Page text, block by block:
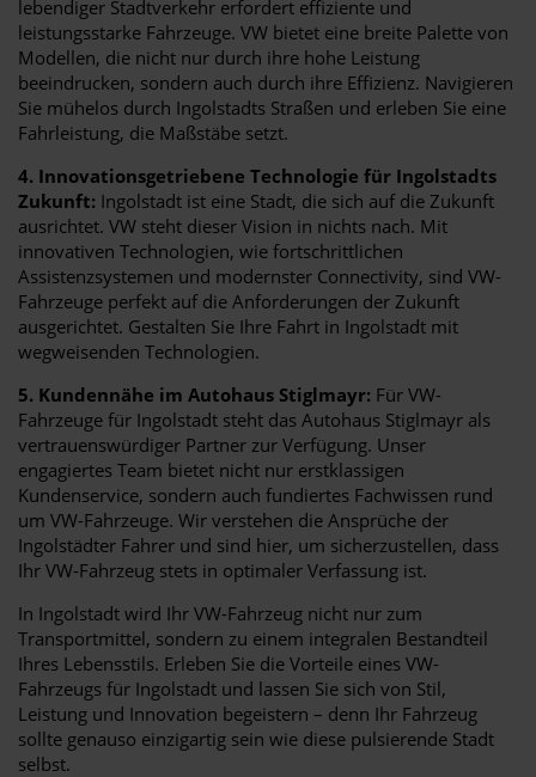
lebendiger Stadtverkehr erfordert effiziente und
leistungsstarke Fahrzeuge. VW bietet eine breite Palette von
Modellen, die nicht nur durch ihre hohe Leistung
beeindrucken, sondern auch durch ihre Effizienz. Navigieren
Sie mühelos durch Ingolstadts Straßen und erleben Sie eine
Fahrleistung, die Maßstäbe setzt.
4. Innovationsgetriebene Technologie für Ingolstadts
Zukunft: Ingolstadt ist eine Stadt, die sich auf die Zukunft
ausrichtet. VW steht dieser Vision in nichts nach. Mit
innovativen Technologien, wie fortschrittlichen
Assistenzsystemen und modernster Connectivity, sind VW-
Fahrzeuge perfekt auf die Anforderungen der Zukunft
ausgerichtet. Gestalten Sie Ihre Fahrt in Ingolstadt mit
wegweisenden Technologien.
5. Kundennähe im Autohaus Stiglmayr: Für VW-
Fahrzeuge für Ingolstadt steht das Autohaus Stiglmayr als
vertrauenswürdiger Partner zur Verfügung. Unser
engagiertes Team bietet nicht nur erstklassigen
Kundenservice, sondern auch fundiertes Fachwissen rund
um VW-Fahrzeuge. Wir verstehen die Ansprüche der
Ingolstädter Fahrer und sind hier, um sicherzustellen, dass
Ihr VW-Fahrzeug stets in optimaler Verfassung ist.
In Ingolstadt wird Ihr VW-Fahrzeug nicht nur zum
Transportmittel, sondern zu einem integralen Bestandteil
Ihres Lebensstils. Erleben Sie die Vorteile eines VW-
Fahrzeugs für Ingolstadt und lassen Sie sich von Stil,
Leistung und Innovation begeistern – denn Ihr Fahrzeug
sollte genauso einzigartig sein wie diese pulsierende Stadt
selbst.